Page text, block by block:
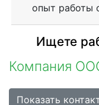
опыт работы
Ищете
Компания
Показать